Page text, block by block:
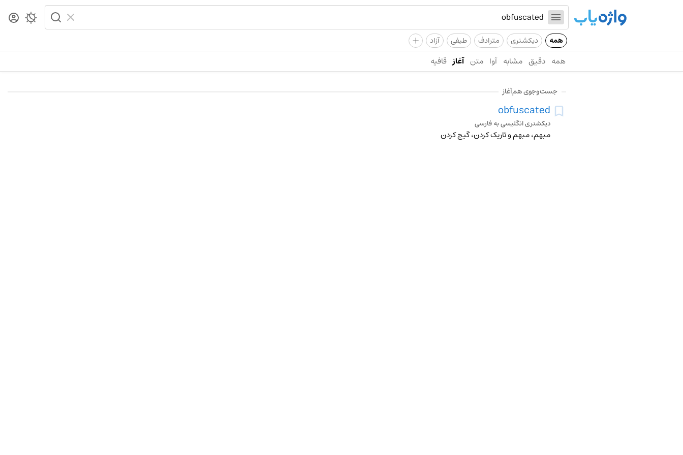
همه دیکشنری مترادف طیفی آزاد +
همه دقیق مشابه آوا متن آغاز قافیه
جست‌وجوی هم‌آغاز
obfuscated
دیکشنری انگلیسی به فارسی
مبهم، مبهم و تاریک کردن، گیج کردن